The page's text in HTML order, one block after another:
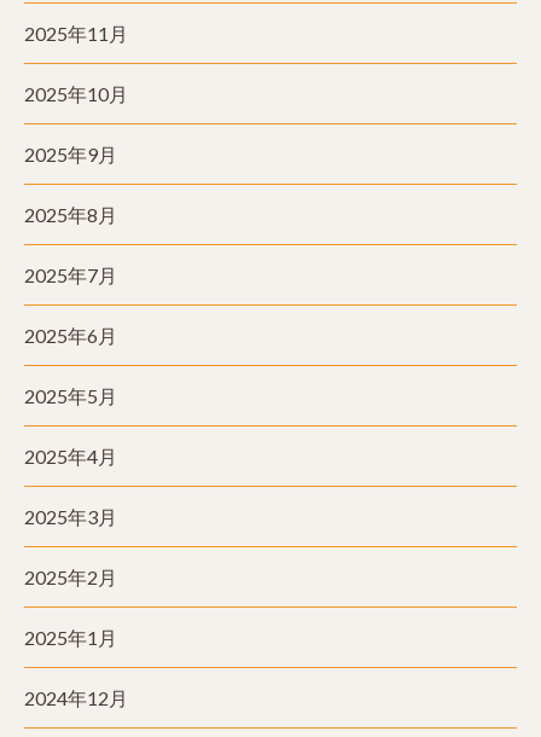
2025年11月
2025年10月
2025年9月
2025年8月
2025年7月
2025年6月
2025年5月
2025年4月
2025年3月
2025年2月
2025年1月
2024年12月